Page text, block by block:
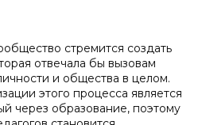
стремится создать
отвечала бы вызовам
и общества в целом.
этого процесса является
через образование, поэтому